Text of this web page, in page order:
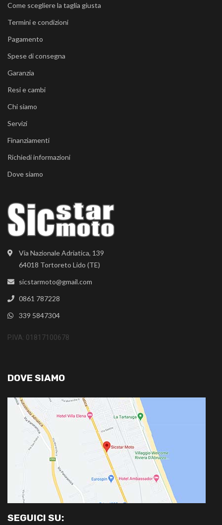
Via Nazionale Adriatica, 139
64018 Tortoreto Lido (TE)
sicstarmoto@gmail.com
0861 787228
339 5847304
P.IVA: 01817100678
Come scegliere la taglia giusta
Termini e condizioni
Pagamento
Spese di consegna
Garanzia
Resi e cambi
Chi siamo
Servizi
Finanziamenti
Richiedi informazioni
Dove siamo
DOVE SIAMO
SEGUICI SU: